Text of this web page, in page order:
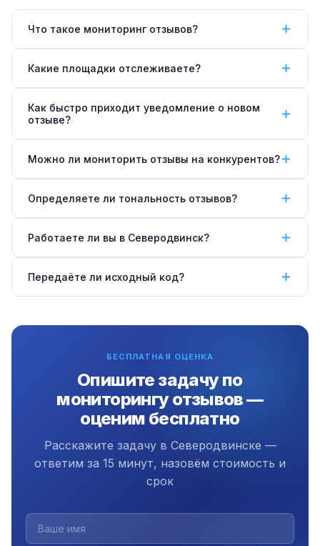
Что такое мониторинг отзывов?
отслеживание новых отзывов о компании или
товарах на всех площадках. При появлении нового
отзыва (особенно негативного) вы сразу получаете
Какие площадки отслеживаете?
Ozon, Яндекс.Маркет, Отзовик, iRecommend, Zoon,
Как быстро приходит уведомление о новом
отзыве?
Уведомление приходит в течение 15–30 минут
после публикации отзыва.
Можно ли мониторить отзывы на конкурентов?
выявить слабые места конкурентов и использовать
в маркетинге.
Определяете ли тональность отзывов?
система автоматически разделяет позитивные,
нейтральные и негативные отзывы.
Работаете ли вы в Северодвинск?
числе в Северодвинске.
Передаёте ли исходный код?
документацию и инструкцию. Плюс 3 месяца
БЕСПЛАТНАЯ ОЦЕНКА
Опишите задачу по
мониторингу отзывов —
оценим бесплатно
Расскажите задачу в Северодвинске —
ответим за 15 минут, назовём стоимость и
срок